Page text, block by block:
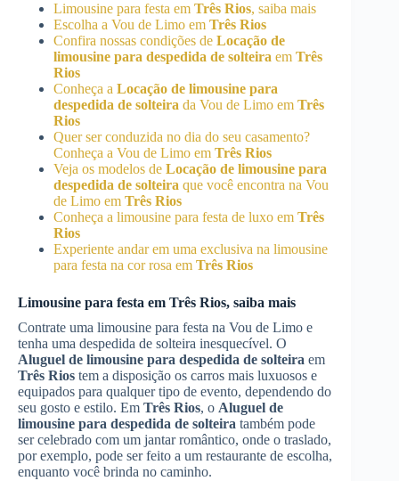
Limousine para festa em Três Rios, saiba mais
Escolha a Vou de Limo em Três Rios
Confira nossas condições de Locação de
limousine para despedida de solteira em Três
Rios
Conheça a Locação de limousine para
despedida de solteira da Vou de Limo em Três
Rios
Quer ser conduzida no dia do seu casamento?
Conheça a Vou de Limo em Três Rios
Veja os modelos de Locação de limousine para
despedida de solteira que você encontra na Vou
de Limo em Três Rios
Conheça a limousine para festa de luxo em Três
Rios
Experiente andar em uma exclusiva na limousine
para festa na cor rosa em Três Rios
Limousine para festa em Três Rios, saiba mais
Contrate uma limousine para festa na Vou de Limo e
tenha uma despedida de solteira inesquecível. O
Aluguel de limousine para despedida de solteira em
Três Rios tem a disposição os carros mais luxuosos e
equipados para qualquer tipo de evento, dependendo do
seu gosto e estilo. Em Três Rios, o Aluguel de
limousine para despedida de solteira também pode
ser celebrado com um jantar romântico, onde o traslado,
por exemplo, pode ser feito a um restaurante de escolha,
enquanto você brinda no caminho.